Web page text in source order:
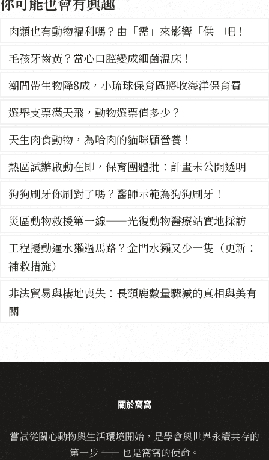
肉類也有動物福利嗎？由「需」來影響「供」吧！
毛孩牙齒黃？當心口腔變成細菌溫床！
潮間帶生物降8成，小琉球保育區將收海洋保育費
選舉支票滿天飛，動物選票值多少？
天生肉食動物，為哈肉的貓咪顧營養！
熱區試辦啟動在即，保育團體批：計畫未公開透明
狗狗刷牙你刷對了嗎？醫師示範為狗狗刷牙！
災區動物救援第一線——光復動物醫療站實地採訪
工程擾動逼水獺過馬路？金門水獺又少一隻（更新：
補救措施）
非法貿易與棲地喪失：長頸鹿數量驟減的真相與美有
關
關於窩窩
嘗試從關心動物與生活環境開始，是學會與世界永續共存的
第一步 —— 也是窩窩的使命。